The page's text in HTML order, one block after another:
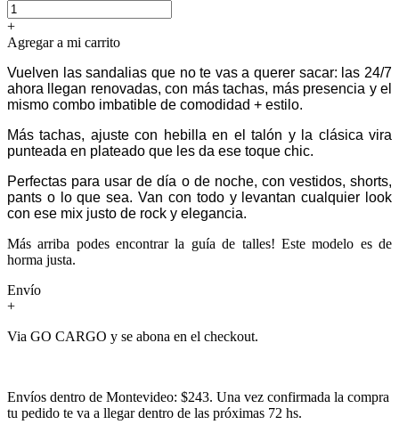
+
Agregar a mi carrito
Vuelven las sandalias que no te vas a querer sacar: las 24/7
ahora llegan renovadas, con más tachas, más presencia y el
mismo combo imbatible de comodidad + estilo.
Más tachas, ajuste con hebilla en el talón y la clásica vira
punteada en plateado que les da ese toque chic.
Perfectas para usar de día o de noche, con vestidos, shorts,
pants o lo que sea. Van con todo y levantan cualquier look
con ese mix justo de rock y elegancia.
Más arriba podes encontrar la guía de talles! Este modelo es de
horma justa.
Envío
+
Via GO CARGO y se abona en el checkout.
Envíos dentro de Montevideo: $243. Una vez confirmada la compra
tu pedido te va a llegar dentro de las próximas 72 hs.